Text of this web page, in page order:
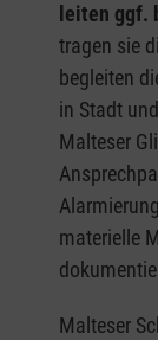
leiten ggf.
tragen sie
begleiten
in Stadt
Malteser
materielle
Malteser